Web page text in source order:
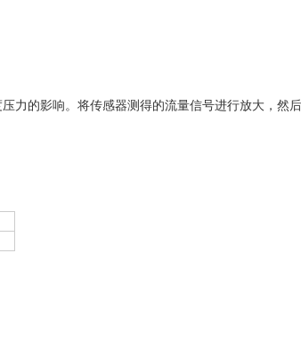
力的影响。将传感器测得的流量信号进行放大，然